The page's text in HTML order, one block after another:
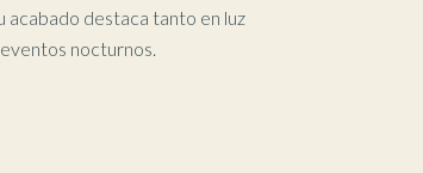
acabado destaca tanto en luz
nocturnos.